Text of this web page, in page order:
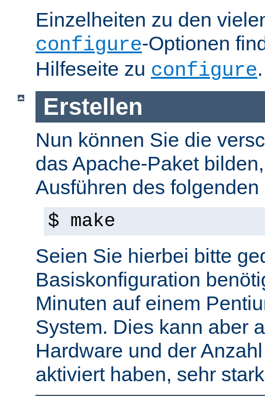
Einzelheiten zu den
configure-Optionen
Hilfeseite zu configure.
Erstellen
Nun können Sie die
das Apache-Paket
Ausführen des
$ make
Seien Sie hierbei bitte
Basiskonfiguration
Minuten auf einem
System. Dies kann aber
Hardware und der
aktiviert haben, sehr